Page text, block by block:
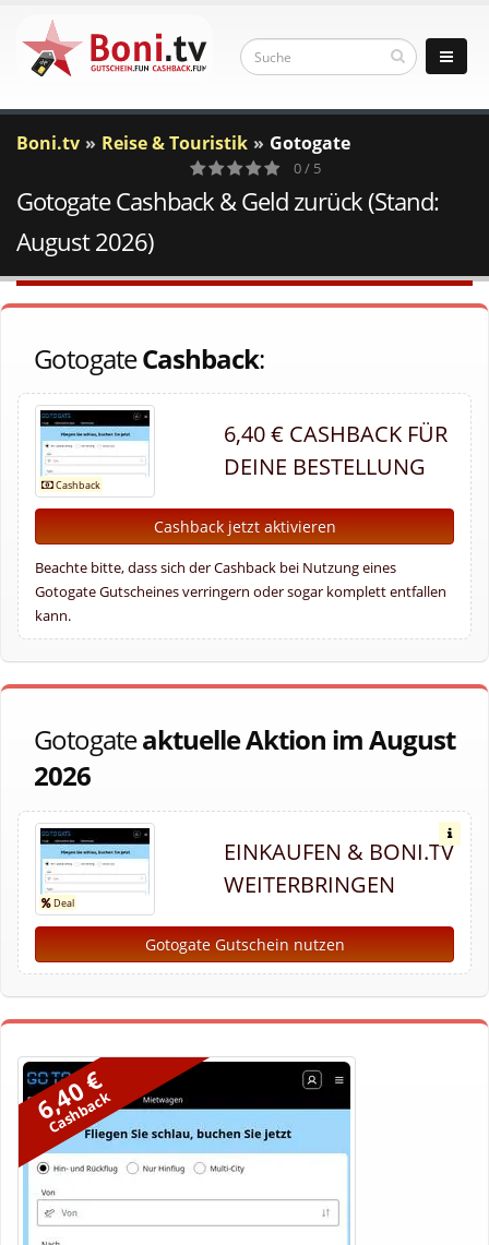
Boni.tv Reise & Touristik Gotogate
0
Votes
0 / 5
Gotogate Cashback & Geld zurück (Stand:
August 2026)
GotogateCashback:
6,40 € CASHBACK FÜR
DEINE BESTELLUNG
Cashback jetzt aktivieren
Beachte bitte, dass sich der Cashback bei Nutzung eines
Gotogate Gutscheines verringern oder sogar komplett entfallen
kann.
Gotogateaktuelle Aktion im August
2026
EINKAUFEN & BONI.TV
WEITERBRINGEN
Gotogate Gutschein nutzen
6,40 €
Cashback